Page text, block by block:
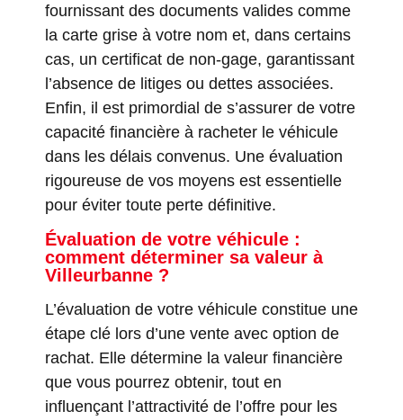
fournissant des documents valides comme
la carte grise à votre nom et, dans certains
cas, un certificat de non-gage, garantissant
l’absence de litiges ou dettes associées.
Enfin, il est primordial de s’assurer de votre
capacité financière à racheter le véhicule
dans les délais convenus. Une évaluation
rigoureuse de vos moyens est essentielle
pour éviter toute perte définitive.
Évaluation de votre véhicule :
comment déterminer sa valeur à
Villeurbanne ?
L’évaluation de votre véhicule constitue une
étape clé lors d’une vente avec option de
rachat. Elle détermine la valeur financière
que vous pourrez obtenir, tout en
influençant l’attractivité de l’offre pour les